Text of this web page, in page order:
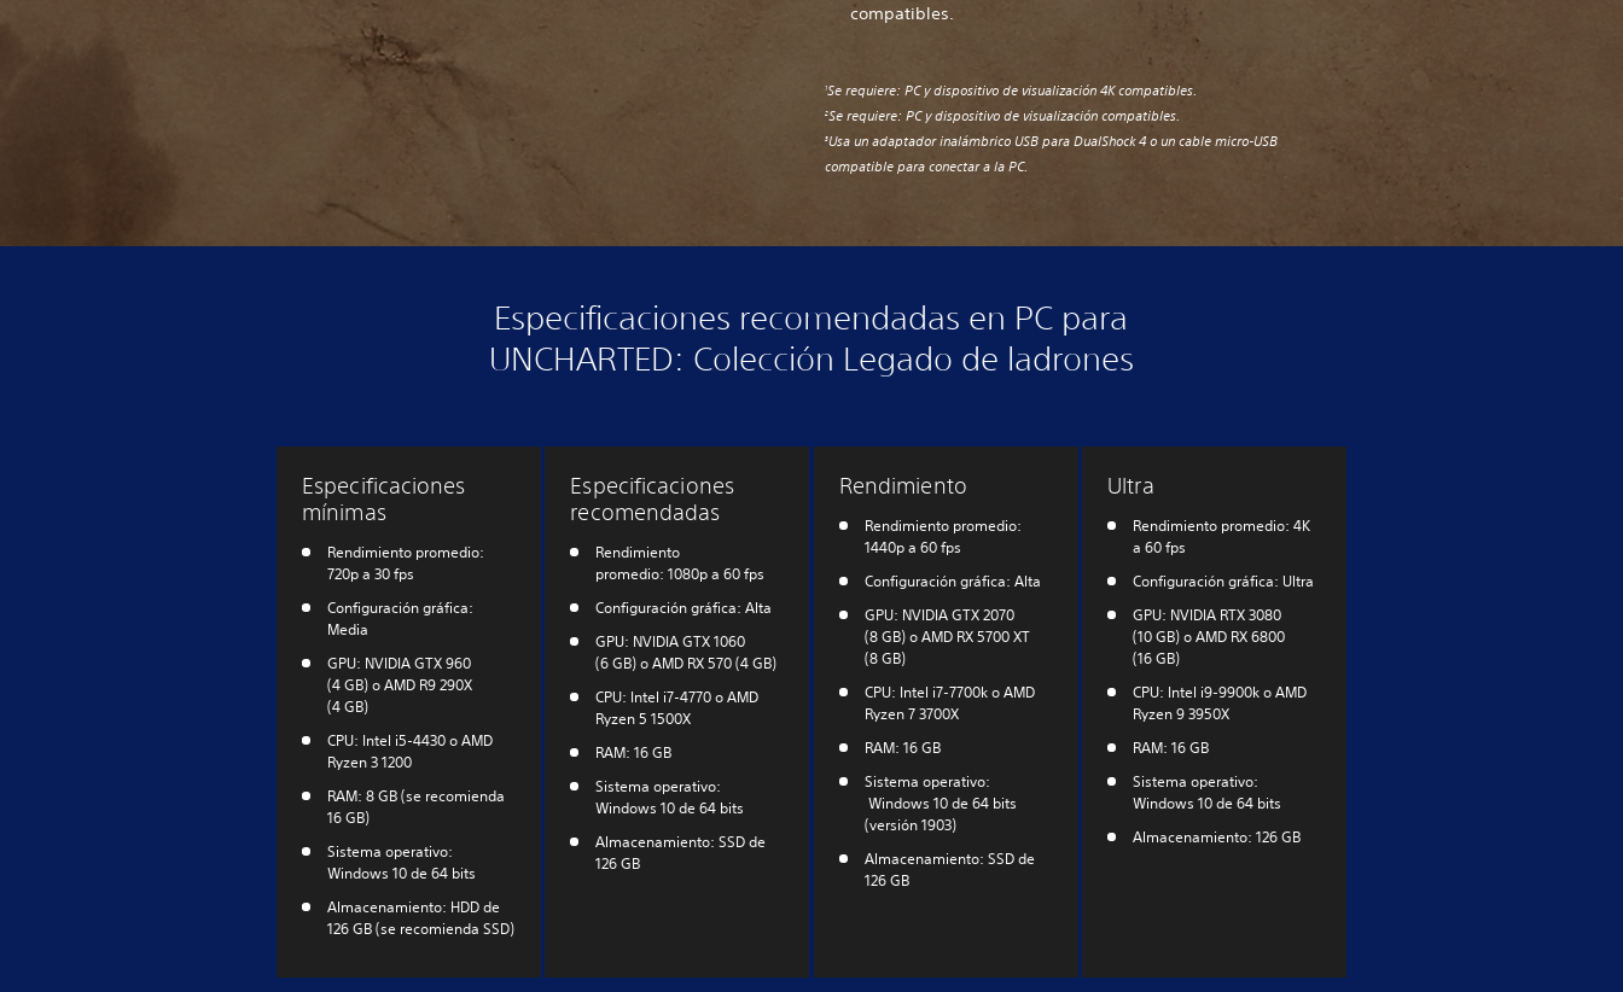
compatibles.
1Se requiere: PC y dispositivo de visualización 4K compatibles.
2Se requiere: PC y dispositivo de visualización compatibles.
3Usa un adaptador inalámbrico USB para DualShock 4 o un cable micro-USB
compatible para conectar a la PC.
Especificaciones recomendadas en PC para
UNCHARTED: Colección Legado de ladrones
Especificaciones
mínimas
Rendimiento promedio:
720p a 30 fps
Configuración gráfica:
Media
GPU: NVIDIA GTX 960
(4 GB) o AMD R9 290X
(4 GB)
CPU: Intel i5-4430 o AMD
Ryzen 3 1200
RAM: 8 GB (se recomienda
16 GB)
Sistema operativo:
Windows 10 de 64 bits
Almacenamiento: HDD de
126 GB (se recomienda SSD)
Especificaciones
recomendadas
Rendimiento
promedio: 1080p a 60 fps
Configuración gráfica: Alta
GPU: NVIDIA GTX 1060
(6 GB) o AMD RX 570 (4 GB)
CPU: Intel i7-4770 o AMD
Ryzen 5 1500X
RAM: 16 GB
Sistema operativo:
Windows 10 de 64 bits
Almacenamiento: SSD de
126 GB
Rendimiento
Rendimiento promedio:
1440p a 60 fps
Configuración gráfica: Alta
GPU: NVIDIA GTX 2070
(8 GB) o AMD RX 5700 XT
(8 GB)
CPU: Intel i7-7700k o AMD
Ryzen 7 3700X
RAM: 16 GB
Sistema operativo:
Windows 10 de 64 bits
(versión 1903)
Almacenamiento: SSD de
126 GB
Ultra
Rendimiento promedio: 4K
a 60 fps
Configuración gráfica: Ultra
GPU: NVIDIA RTX 3080
(10 GB) o AMD RX 6800
(16 GB)
CPU: Intel i9-9900k o AMD
Ryzen 9 3950X
RAM: 16 GB
Sistema operativo:
Windows 10 de 64 bits
Almacenamiento: 126 GB